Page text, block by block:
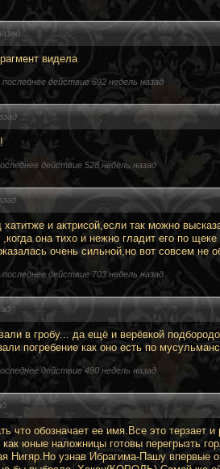
видела
последнее действие 692 недель назад
действие 528 недель назад
и актрисой,если так можно
она тихо и нежно гладит его по
очень сильной,но вот совсем не
последнее действие 703 недель назад
в гробу... да ещё и верёвкой
погребение как оно есть по
действие 490 недель назад
что обозначает ее имя.Все это терзает
юные наложницы готовы перегрызть
Нигяр.Но узнав Ибрагима-Пашу